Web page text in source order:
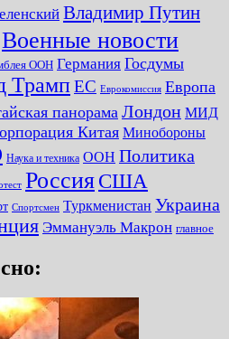
Владимир Путин
Военные новости
ООН Германия Госдумы
ТрампЕС Еврокомиссия Европа
панорама Лондон МИД
Китая Минобороны
Наука и техника ООН Политика
Россия США
Спортсмен Туркменистан Украина
Эммануэль Макрон главное